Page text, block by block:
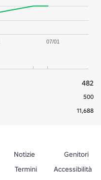
07/01
482
500
11,688
Notizie
Genitori
Termini
Accessibilità